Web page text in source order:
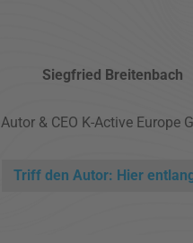
Siegfried Breitenbach
Autor & CEO K-Active Europe
Triff den Autor: Hier